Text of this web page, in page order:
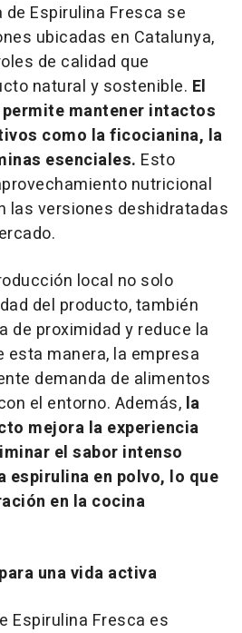
Espirulina Fresca se
ubicadas en Catalunya,
de calidad que
natural y sostenible. El
mantener intactos
como la ficocianina, la
esenciales. Esto
nutricional
las versiones deshidratadas
local no solo
del producto, también
de proximidad y reduce la
esta manera, la empresa
demanda de alimentos
el entorno. Además, la
mejora la experiencia
el sabor intenso
en polvo, lo que
en la cocina
una vida activa
Espirulina Fresca es